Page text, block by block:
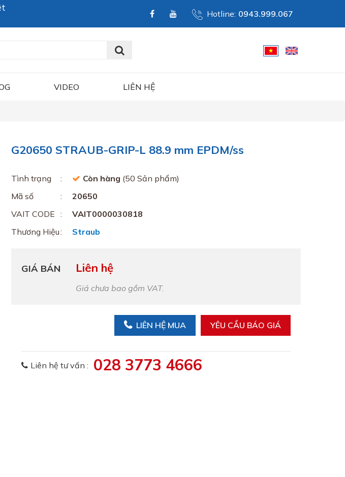
Hotline: 0943.999.067
VIDEO LIÊN HỆ
G20650 STRAUB-GRIP-L 88.9 mm EPDM/ss
Tình trạng Còn hàng (50 Sản phẩm)
Mã số
20650
VAIT CODE
VAIT0000030818
Thương Hiệu
Straub
GIÁ BÁN Liên hệ
Giá chưa bao gồm VAT.
LIÊN HỆ MUA YÊU CẦU BÁO GIÁ
Liên hệ tư vấn : 028 3773 4666